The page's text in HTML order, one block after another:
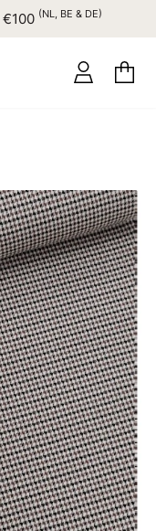
(NL, BE & DE)